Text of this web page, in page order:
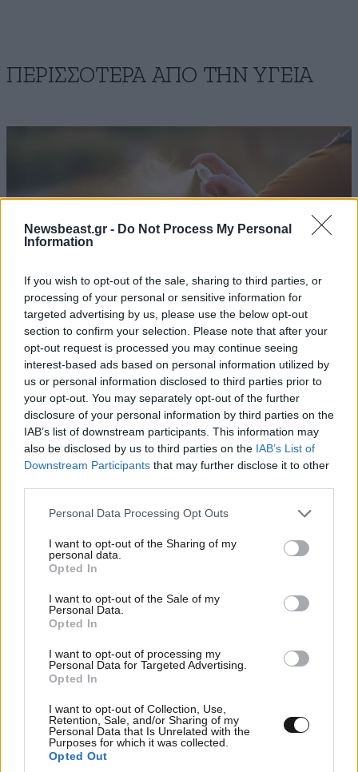
Newsbeast.gr - Do Not Process My Personal
Information
If you wish to opt-out of the sale, sharing to third parties, or
processing of your personal or sensitive information for
targeted advertising by us, please use the below opt-out
section to confirm your selection. Please note that after your
opt-out request is processed you may continue seeing
interest-based ads based on personal information utilized by
us or personal information disclosed to third parties prior to
your opt-out. You may separately opt-out of the further
disclosure of your personal information by third parties on the
IAB’s list of downstream participants. This information may
also be disclosed by us to third parties on the IAB’s List of
Downstream Participants that may further disclose it to other
Please note that this website/app uses one or more Google
not limited to your visit or usage behaviour. You may click to
grant or deny consent to Google and its third-party tags to
use your data for below specified purposes in below Google
consent section.
Personal Data Processing Opt Outs
I want to opt-out of the Sharing of my
personal data.
Opted In
I want to opt-out of the Sale of my
Personal Data.
Opted In
I want to opt-out of processing my
Personal Data for Targeted Advertising.
Opted In
I want to opt-out of Collection, Use,
Retention, Sale, and/or Sharing of my
Personal Data that Is Unrelated with the
Purposes for which it was collected.
Opted Out
ΠΕΡΙΣΣΟΤΕΡΑ ΑΠΟ ΤΗΝ ΥΓΕΙΑ
Ιός Δυτικού Νείλου: Σε συναγερμό οι αρχές
στην Αττική – Νέα κρούσματα σε Άλιμο και
Αργυρούπολη – Τα κρίσιμα συμπτώματα
Οι 5 ασκήσεις που πρέπει να κάνετε για μια ζωή
ιδανικό πρόγραμμα καθώς μεγαλώνετε